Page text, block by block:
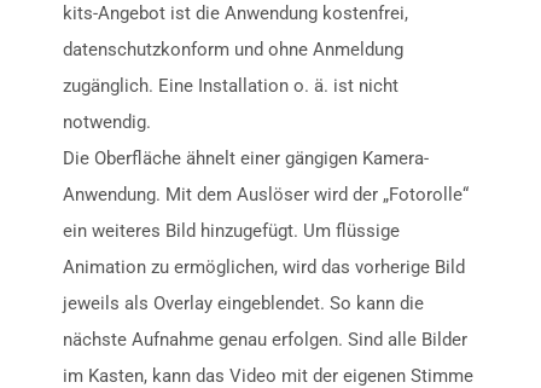
kits-Angebot ist die Anwendung kostenfrei,
datenschutzkonform und ohne Anmeldung
zugänglich. Eine Installation o. ä. ist nicht
notwendig.
Die Oberfläche ähnelt einer gängigen Kamera-
Anwendung. Mit dem Auslöser wird der „Fotorolle“
ein weiteres Bild hinzugefügt. Um flüssige
Animation zu ermöglichen, wird das vorherige Bild
jeweils als Overlay eingeblendet. So kann die
nächste Aufnahme genau erfolgen. Sind alle Bilder
im Kasten, kann das Video mit der eigenen Stimme